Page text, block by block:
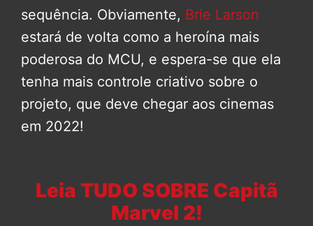
sequência. Obviamente, Brie Larson
estará de volta como a heroína mais
poderosa do MCU, e espera-se que ela
tenha mais controle criativo sobre o
projeto, que deve chegar aos cinemas
em 2022!
Leia TUDO SOBRE Capitã
Marvel 2!